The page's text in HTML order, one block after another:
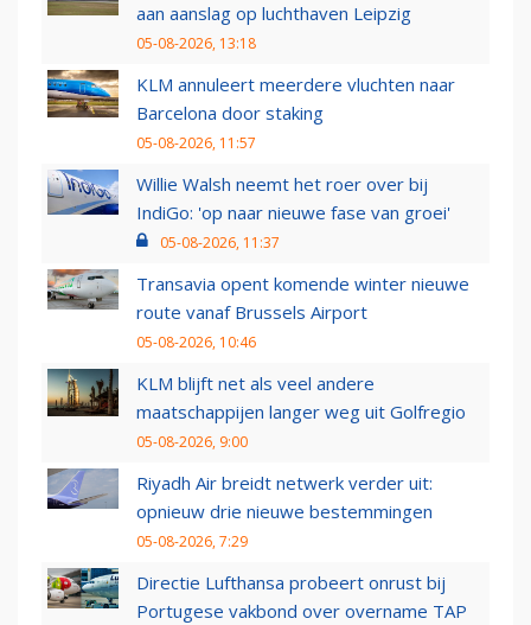
aan aanslag op luchthaven Leipzig
05-08-2026, 13:18
KLM annuleert meerdere vluchten naar
Barcelona door staking
05-08-2026, 11:57
Willie Walsh neemt het roer over bij
IndiGo: 'op naar nieuwe fase van groei'
05-08-2026, 11:37
Transavia opent komende winter nieuwe
route vanaf Brussels Airport
05-08-2026, 10:46
KLM blijft net als veel andere
maatschappijen langer weg uit Golfregio
05-08-2026, 9:00
Riyadh Air breidt netwerk verder uit:
opnieuw drie nieuwe bestemmingen
05-08-2026, 7:29
Directie Lufthansa probeert onrust bij
Portugese vakbond over overname TAP